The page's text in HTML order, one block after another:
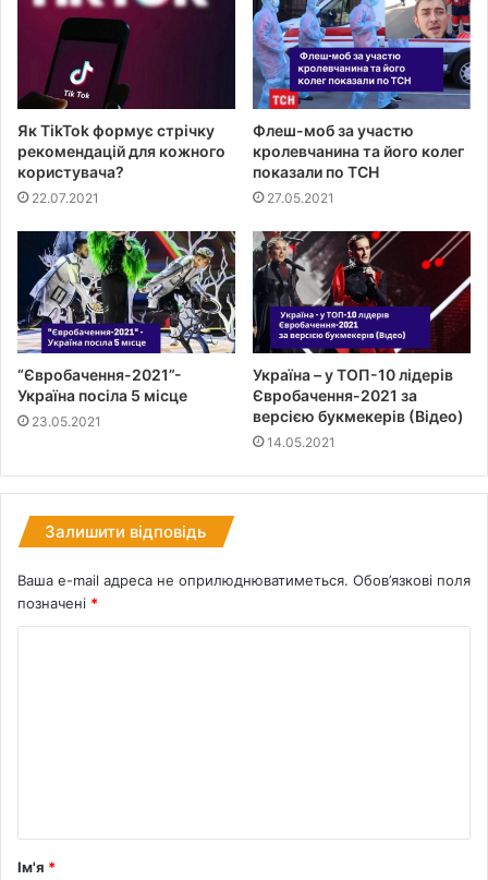
Як TikTok формує стрічку
рекомендацій для кожного
користувача?
22.07.2021
Флеш-моб за участю
кролевчанина та його колег
показали по ТСН
27.05.2021
“Євробачення-2021”-
Україна посіла 5 місце
23.05.2021
Україна – у ТОП-10 лідерів
Євробачення-2021 за
версією букмекерів (Відео)
14.05.2021
Залишити відповідь
Ваша e-mail адреса не оприлюднюватиметься. Обов’язкові поля
позначені *
Ім'я *